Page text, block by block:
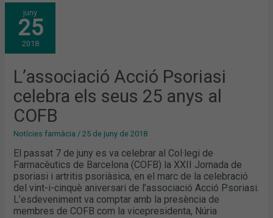
juny
25
2018
L’associació Acció Psoriasi
celebra els seus 25 anys al
COFB
Notícies farmàcia /25 de juny de 2018
El passat 7 de juny es va celebrar al Col·legi de
Farmacèutics de Barcelona (COFB) la XXII Jornada de
psoriasi i artritis psoriàsica, en el marc de la celebració
del vint-i-cinquè aniversari de l’associació Acció Psoriasi.
L’esdeveniment va comptar amb la presència de
membres de COFB com la vicepresidenta, Núria
L’ASSOCIACIÓ
ACCIÓ
PSORIASI
CELEBRA
ELS
SEUS
25
AL
COFB